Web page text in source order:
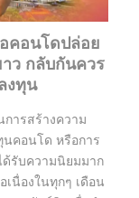
คอนโดปล่อย
ว กลับกันควร
งทุน
การสร้างความ
นคอนโด หรือการ
รับความนิยมมาก
เนื่องในทุกๆ เดือน